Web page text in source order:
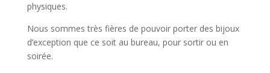
physiques.
Nous sommes très fières de pouvoir porter des bijoux
d’exception que ce soit au bureau, pour sortir ou en
soirée.